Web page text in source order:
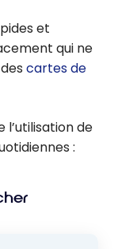
et
qui ne
cartes de
l’utilisation de
: